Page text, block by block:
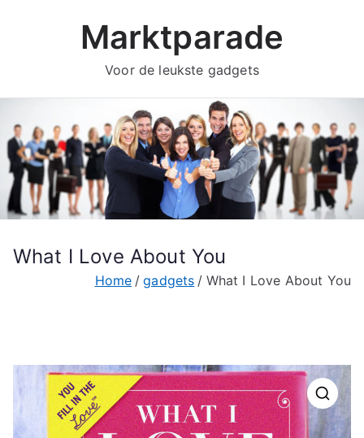
Marktparade
Voor de leukste gadgets
What I Love About You
Home gadgets What I Love About You
🔍